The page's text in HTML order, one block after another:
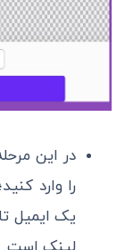
در این
را وارد
یک ایمیل